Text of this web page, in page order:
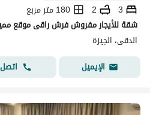
3
2
180 متر مربع
شقة للأيجار مفروش فرش راقى موقع
الدقى، الجيزة
الإيميل
اتصل